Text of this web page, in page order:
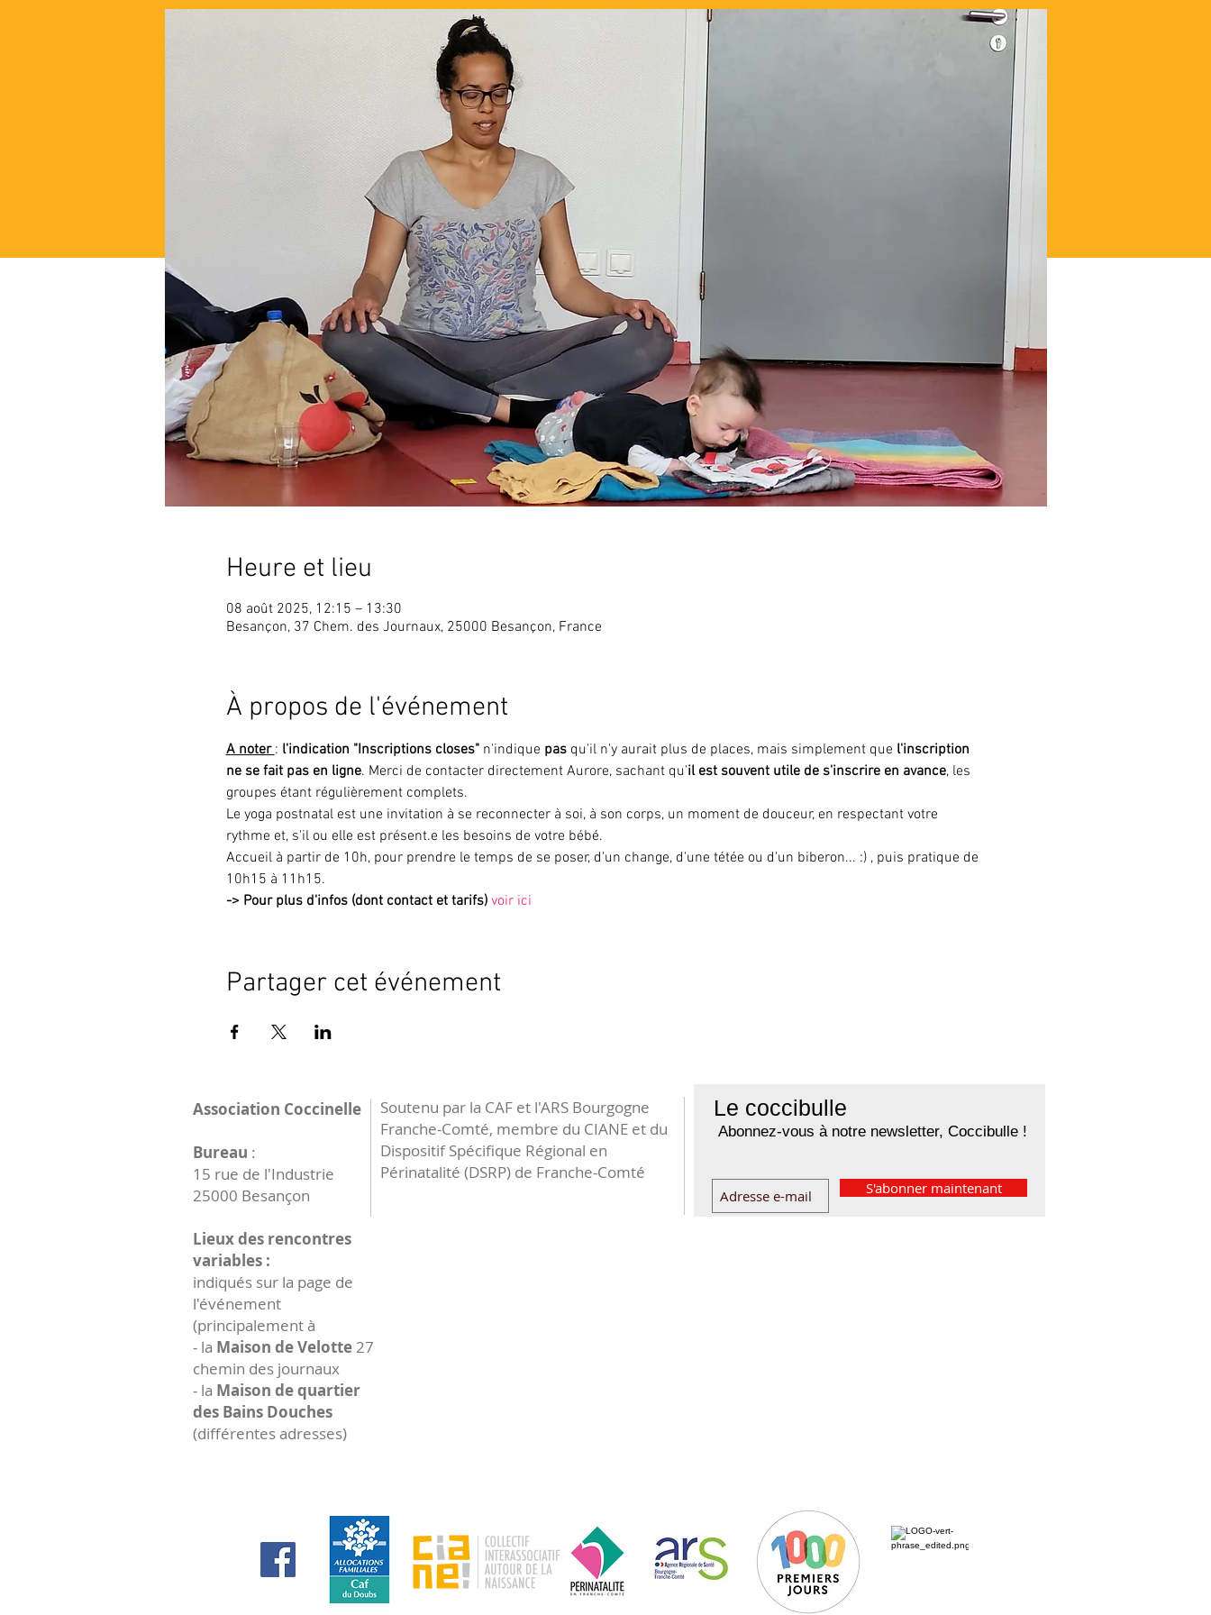
Heure et lieu
08 août 2025, 12:15 – 13:30
Besançon, 37 Chem. des Journaux, 25000 Besançon, France
À propos de l'événement
A noter : l'indication "Inscriptions closes" n'indique pas qu'il n'y aurait plus de places, mais simplement que l'inscription
ne se fait pas en ligne. Merci de contacter directement Aurore, sachant qu'il est souvent utile de s'inscrire en avance, les
groupes étant régulièrement complets.
Le yoga postnatal est une invitation à se reconnecter à soi, à son corps, un moment de douceur, en respectant votre
rythme et, s'il ou elle est présent.e les besoins de votre bébé.
Accueil à partir de 10h, pour prendre le temps de se poser, d'un change, d'une tétée ou d'un biberon... :) , puis pratique de
10h15 à 11h15.
-> Pour plus d'infos (dont contact et tarifs) voir ici
Partager cet événement
Le coccibulle
Abonnez-vous à notre newsletter, Coccibulle !
S'abonner maintenant
Association Coccinelle
Bureau :
15 rue de l'Industrie
25000 Besançon
Lieux des rencontres
variables :
indiqués sur la page de
l'événement
(principalement à
- la Maison de Velotte27
chemin des journaux
- la Maison de quartier
des Bains Douches
(différentes adresses)
Soutenu par la CAF et l'ARS Bourgogne
Franche-Comté, membre du CIANE et du
Dispositif Spécifique Régional en
Périnatalité (DSRP) de Franche-Comté